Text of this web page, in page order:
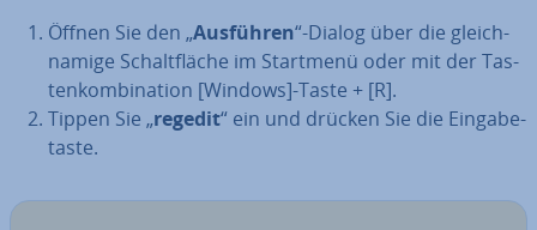
Öffnen Sie den „Ausführen“-Dialog über die gleich­
na­mi­ge Schalt­flä­che im Startmenü oder mit der Tas­
ten­kom­bi­na­ti­on [Windows]-Taste + [R].
Tippen Sie „regedit“ ein und drücken Sie die Ein­ga­be­
tas­te.